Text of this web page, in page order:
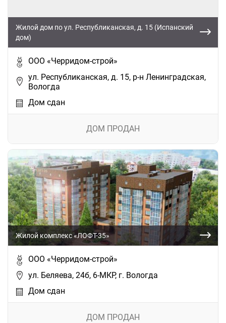
Жилой дом по ул. Республиканская, д. 15 (Испанский
дом)
ООО «Черридом-строй»
ул. Республиканская, д. 15, р-н Ленинградская,
Вологда
Дом сдан
ДОМ ПРОДАН
Жилой комплекс «ЛОФТ-35»
ООО «Черридом-строй»
ул. Беляева, 24б, 6-МКР, г. Вологда
Дом сдан
ДОМ ПРОДАН